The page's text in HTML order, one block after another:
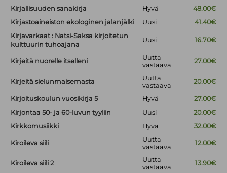
Kirjallisuuden sanakirja Hyvä
48.00€
Kirjastoaineiston ekologinen jalanjälki
Uusi
41.40€
Kirjavarkaat : Natsi-Saksa kirjoitetun
kulttuurin tuhoajana
Uusi 16.70€
Kirjeitä nuorelle itselleni
Uutta
vastaava
27.00€
Kirjeitä sielunmaisemasta
Uutta
vastaava
20.00€
Kirjoituskoulun vuosikirja 5 Hyvä
27.00€
Kirjontaa 50- ja 60-luvun tyyliin
Uusi
20.00€
Kirkkomusiikki
Hyvä 32.00€
Kiroileva siili
Uutta
vastaava
12.00€
Kiroileva siili 2
Uutta
vastaava
13.90€